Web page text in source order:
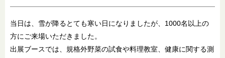
当日は、雪が降るとても寒い日になりましたが、1000名以上の
方にご来場いただきました。
出展ブースでは、規格外野菜の試食や料理教室、健康に関する測